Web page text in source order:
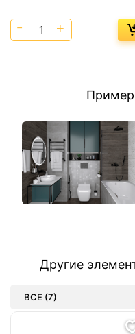
Другие
ВСЕ (7)